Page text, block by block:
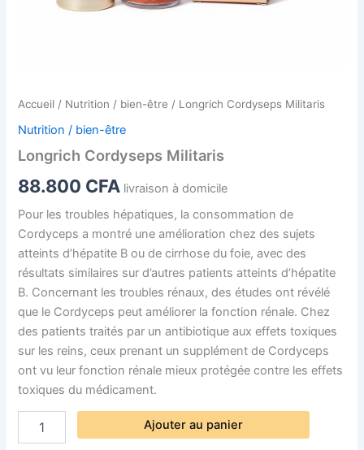
Accueil / Nutrition / bien-être / Longrich Cordyseps Militaris
Nutrition / bien-être
Longrich Cordyseps Militaris
88.800 CFA livraison à domicile
Pour les troubles hépatiques, la consommation de
Cordyceps a montré une amélioration chez des sujets
atteints d’hépatite B ou de cirrhose du foie, avec des
résultats similaires sur d’autres patients atteints d’hépatite
B. Concernant les troubles rénaux, des études ont révélé
que le Cordyceps peut améliorer la fonction rénale. Chez
des patients traités par un antibiotique aux effets toxiques
sur les reins, ceux prenant un supplément de Cordyceps
ont vu leur fonction rénale mieux protégée contre les effets
toxiques du médicament.
Ajouter au panier